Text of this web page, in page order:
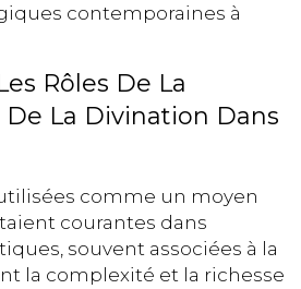
contemporaines à
Rôles De La
La Divination Dans
comme un moyen
courantes dans
souvent associées à la
la complexité et la richesse